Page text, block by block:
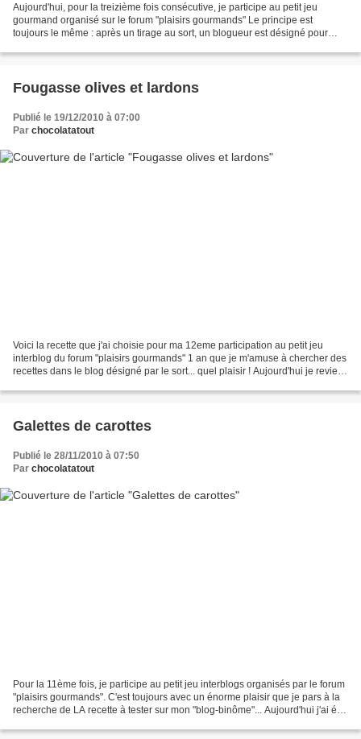
Aujourd'hui, pour la treizième fois consécutive, je participe au petit jeu
gourmand organisé sur le forum "plaisirs gourmands" Le principe est
toujours le même : après un tirage au sort, un blogueur est désigné pour
Fougasse olives et lardons
Publié le 19/12/2010 à 07:00
Par chocolatatout
Voici la recette que j'ai choisie pour ma 12eme participation au petit jeu
interblog du forum "plaisirs gourmands" 1 an que je m'amuse à chercher des
recettes dans le blog désigné par le sort... quel plaisir ! Aujourd'hui je reviens
Galettes de carottes
Publié le 28/11/2010 à 07:50
Par chocolatatout
Pour la 11ème fois, je participe au petit jeu interblogs organisés par le forum
"plaisirs gourmands". C'est toujours avec un énorme plaisir que je pars à la
recherche de LA recette à tester sur mon "blog-binôme"... Aujourd'hui j'ai été